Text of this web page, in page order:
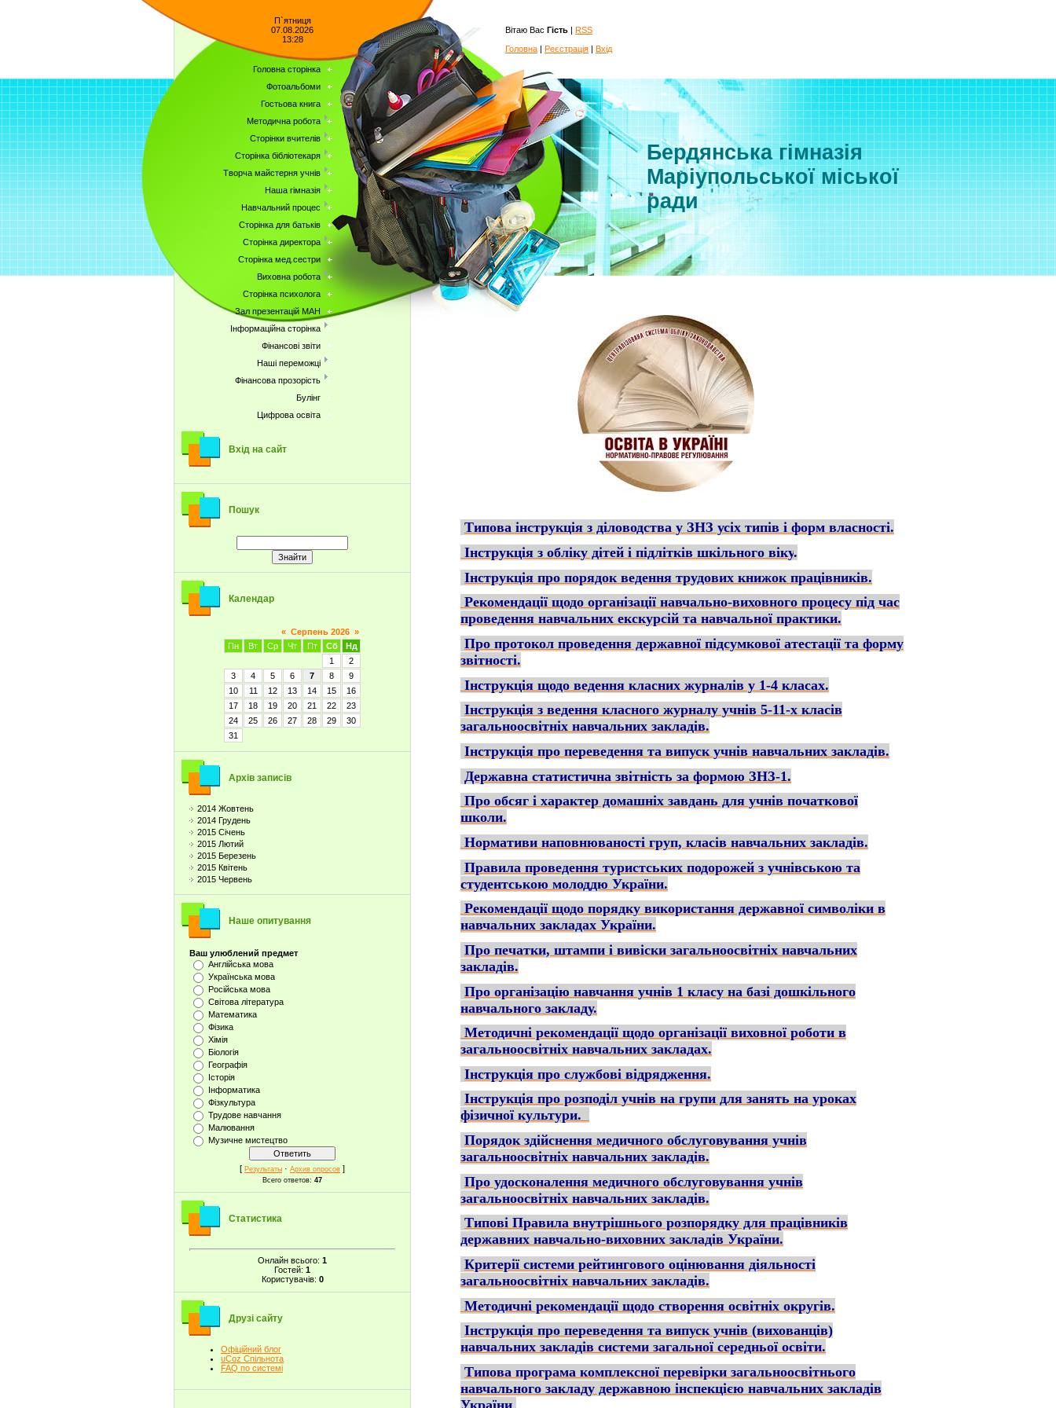
П`ятниця
07.08.2026
13:28
Головна сторінка
Фотоальбоми
Гостьова книга
Методична робота
Сторінки вчителів
Сторінка бібліотекаря
Творча майстерня учнів
Наша гімназія
Навчальний процес
Сторінка для батьків
Сторінка директора
Сторінка мед.сестри
Виховна робота
Сторінка психолога
Зал презентацій МАН
Інформаційна сторінка
Фінансові звіти
Наші переможці
Фінансова прозорість
Булінг
Цифрова освіта
Вхід на сайт
Пошук
Календар
« Серпень 2026 »
Пн
Вт Ср Чт Пт Сб
Нд
1
2
3
4 5 6 7 8
9
10
11 12 13 14 15
16
17
18 19 20 21 22
23
24
25 26 27 28 29
30
31
Архів записів
2014 Жовтень
2014 Грудень
2015 Січень
2015 Лютий
2015 Березень
2015 Квітень
2015 Червень
Наше опитування
Ваш улюблений предмет
Англійська мова
Українська мова
Російська мова
Світова література
Математика
Фізика
Хімія
Біологія
Географія
Історія
Інформатика
Фізкультура
Трудове навчання
Малювання
Музичне мистецтво
[ Результаты · Архив опросов ]
Всего ответов: 47
Статистика
Онлайн всього: 1
Гостей: 1
Користувачів: 0
Друзі сайту
Офіційний блог
uCoz Спільнота
FAQ по системі
Вітаю Вас Гість | RSS
Головна | Реєстрація | Вхід
Бердянська гімназія
Маріупольської міської
ради
Типова інструкція з діловодства у ЗНЗ усіх типів і форм власності.
Інструкція з обліку дітей і підлітків шкільного віку.
Інструкція про порядок ведення трудових книжок працівників.
Рекомендації щодо організації навчально-виховного процесу під час
проведення навчальних екскурсій та навчальної практики.
Про протокол проведення державної підсумкової атестації та форму
звітності.
Інструкція щодо ведення класних журналів у 1-4 класах.
Інструкція з ведення класного журналу учнів 5-11-х класів
загальноосвітніх навчальних закладів.
Інструкція про переведення та випуск учнів навчальних закладів.
Державна статистична звітність за формою ЗНЗ-1.
Про обсяг і характер домашніх завдань для учнів початкової
школи.
Нормативи наповнюваності груп, класів навчальних закладів.
Правила проведення туристських подорожей з учнівською та
студентською молоддю України.
Рекомендації щодо порядку використання державної символіки в
навчальних закладах України.
Про печатки, штампи і вивіски загальноосвітніх навчальних
закладів.
Про організацію навчання учнів 1 класу на базі дошкільного
навчального закладу.
Методичні рекомендації щодо організації виховної роботи в
загальноосвітніх навчальних закладах.
Інструкція про службові відрядження.
Інструкція про розподіл учнів на групи для занять на уроках
фізичної культури.
Порядок здійснення медичного обслуговування учнів
загальноосвітніх навчальних закладів.
Про удосконалення медичного обслуговування учнів
загальноосвітніх навчальних закладів.
Типові Правила внутрішнього розпорядку для працівників
державних навчально-виховних закладів України.
Критерії системи рейтингового оцінювання діяльності
загальноосвітніх навчальних закладів.
Методичні рекомендації щодо створення освітніх округів.
Інструкція про переведення та випуск учнів (вихованців)
навчальних закладів системи загальної середньої освіти.
Типова програма комплексної перевірки загальноосвітнього
навчального закладу державною інспекцією навчальних закладів